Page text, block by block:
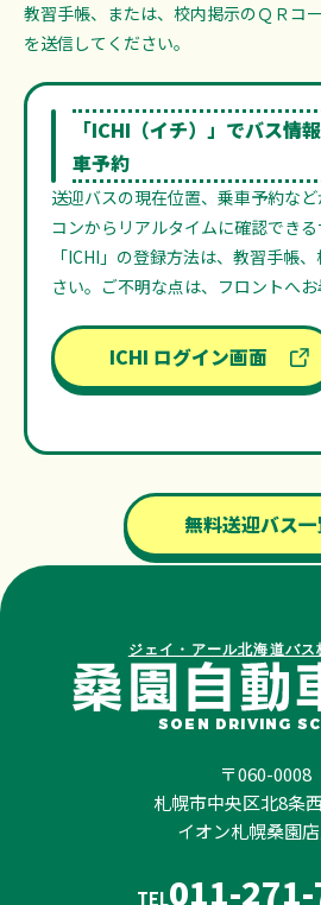
教習手帳、または、校内掲示のＱＲコ
を送信してください。
「ICHI（イチ）」でバス情
車予約
送迎バスの現在位置、乗車予約な
コンからリアルタイムに確認できる
「ICHI」の登録方法は、教習手帳
さい。ご不明な点は、フロントへお
ICHI ログイン画面
無料送迎バス
ジェイ・アール北海道バス
SOEN DRIVING
〒060-0008
札幌市中央区北8条
イオン札幌桑園
TEL011-